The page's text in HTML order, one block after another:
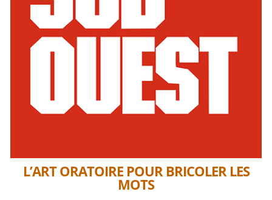
L’ART ORATOIRE POUR BRICOLER LES
MOTS